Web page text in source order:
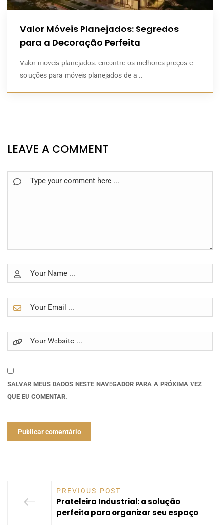
Valor Móveis Planejados: Segredos
para a Decoração Perfeita
Valor moveis planejados: encontre os melhores preços e
soluções para móveis planejados de a ..
LEAVE A COMMENT
SALVAR MEUS DADOS NESTE NAVEGADOR PARA A PRÓXIMA VEZ
QUE EU COMENTAR.
PREVIOUS POST
Prateleira Industrial: a solução
perfeita para organizar seu espaço